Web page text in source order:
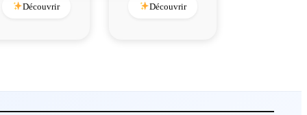
Découvrir Découvrir